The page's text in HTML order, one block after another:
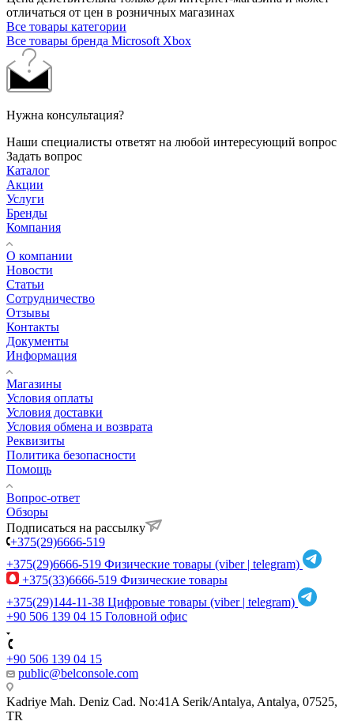
отличаться от цен в розничных магазинах
Все товары категории
Все товары бренда Microsoft Xbox
Нужна консультация?
Наши специалисты ответят на любой интересующий вопрос
Задать вопрос
Каталог
Акции
Услуги
Бренды
Компания
О компании
Новости
Статьи
Сотрудничество
Отзывы
Контакты
Документы
Информация
Магазины
Условия оплаты
Условия доставки
Условия обмена и возврата
Реквизиты
Политика безопасности
Помощь
Вопрос-ответ
Обзоры
Подписаться на рассылку
+375(29)6666-519
+375(29)6666-519 Физические товары (viber | telegram)
+375(33)6666-519 Физические товары
+375(29)144-11-38 Цифровые товары (viber | telegram)
+90 506 139 04 15 Головной офис
+90 506 139 04 15
public@belconsole.com
Kadriye Mah. Deniz Cad. No:41A Serik/Antalya, Antalya, 07525,
TR